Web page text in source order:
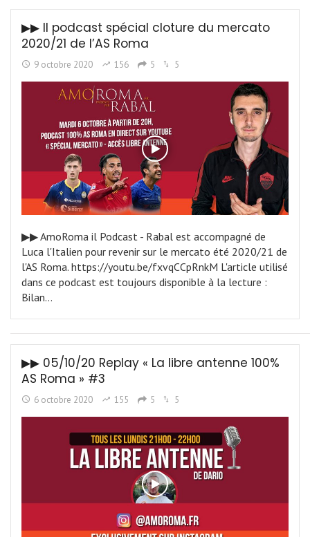
▶︎▶︎ Il podcast spécial cloture du mercato
2020/21 de l’AS Roma
9 octobre 2020 156 5 5
▶︎▶︎ AmoRoma il Podcast - Rabal est accompagné de
Luca l'Italien pour revenir sur le mercato été 2020/21 de
l'AS Roma. https://youtu.be/fxvqCCpRnkM L'article utilisé
dans ce podcast est toujours disponible à la lecture :
Bilan…
▶︎▶︎ 05/10/20 Replay « La libre antenne 100%
AS Roma » #3
6 octobre 2020 155 5 5